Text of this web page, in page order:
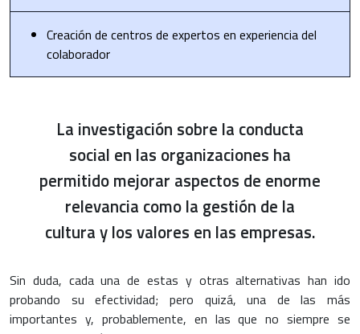
Creación de centros de expertos en experiencia del
colaborador
La investigación sobre la conducta
social en las organizaciones ha
permitido mejorar aspectos de enorme
relevancia como la gestión de la
cultura y los valores en las empresas.
Sin duda, cada una de estas y otras alternativas han ido
probando su efectividad; pero quizá, una de las más
importantes y, probablemente, en las que no siempre se